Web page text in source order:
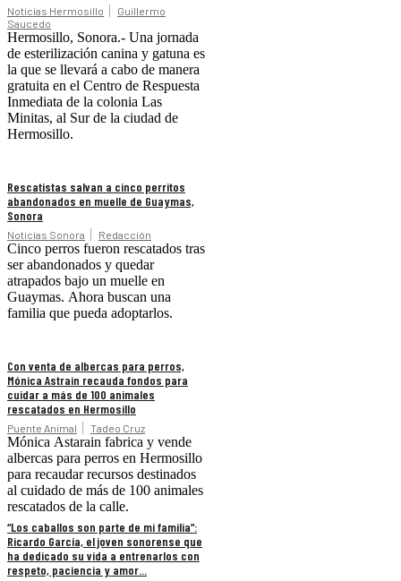
Noticias Hermosillo
Guillermo
Saucedo
Hermosillo, Sonora.- Una jornada
de esterilización canina y gatuna es
la que se llevará a cabo de manera
gratuita en el Centro de Respuesta
Inmediata de la colonia Las
Minitas, al Sur de la ciudad de
Hermosillo.
Rescatistas salvan a cinco perritos
abandonados en muelle de Guaymas,
Sonora
Noticias Sonora Redacción
Cinco perros fueron rescatados tras
ser abandonados y quedar
atrapados bajo un muelle en
Guaymas. Ahora buscan una
familia que pueda adoptarlos.
Con venta de albercas para perros,
Mónica Astrain recauda fondos para
cuidar a más de 100 animales
rescatados en Hermosillo
Puente Animal Tadeo Cruz
Mónica Astarain fabrica y vende
albercas para perros en Hermosillo
para recaudar recursos destinados
al cuidado de más de 100 animales
rescatados de la calle.
“Los caballos son parte de mi familia”:
Ricardo García, el joven sonorense que
ha dedicado su vida a entrenarlos con
respeto, paciencia y amor...